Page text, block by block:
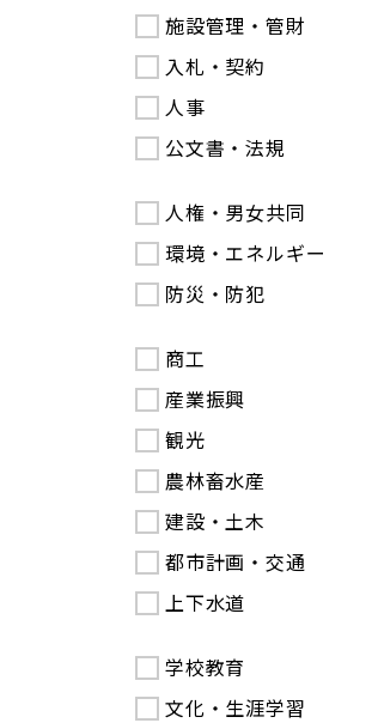
施設管理・管財
入札・契約
人事
公文書・法規
人権・男女共同
環境・エネルギー
防災・防犯
商工
産業振興
観光
農林畜水産
建設・土木
都市計画・交通
上下水道
学校教育
文化・生涯学習